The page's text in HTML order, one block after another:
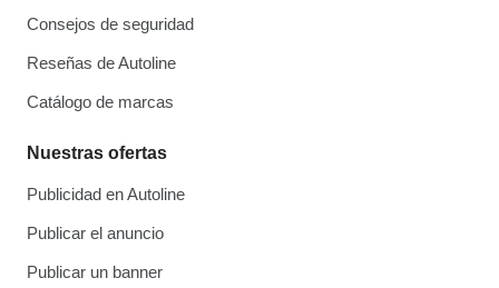
Consejos de seguridad
Reseñas de Autoline
Catálogo de marcas
Nuestras ofertas
Publicidad en Autoline
Publicar el anuncio
Publicar un banner